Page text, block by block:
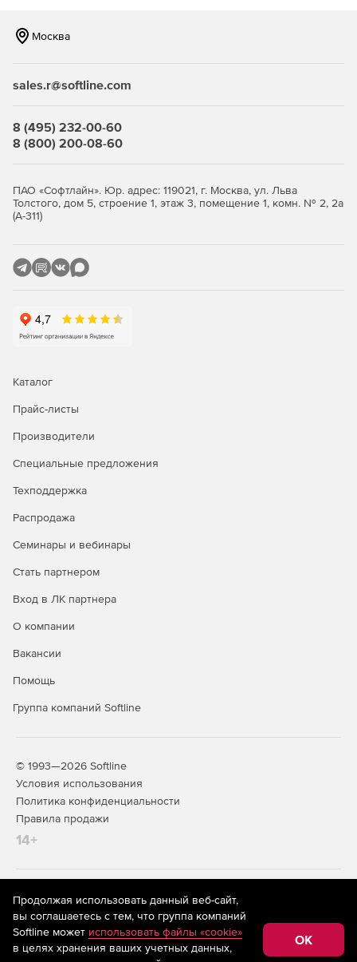
Москва
sales.r@softline.com
8 (495) 232-00-60
8 (800) 200-08-60
ПАО «Софтлайн». Юр. адрес: 119021, г. Москва, ул. Льва
Толстого, дом 5, строение 1, этаж 3, помещение 1, комн. № 2, 2а
(А-311)
Каталог
Прайс-листы
Производители
Специальные предложения
Техподдержка
Распродажа
Семинары и вебинары
Стать партнером
Вход в ЛК партнера
О компании
Вакансии
Помощь
Группа компаний Softline
© 1993—2026 Softline
Условия использования
Политика конфиденциальности
Правила продажи
14+
На информационном ресурсе store.softline.ru применяются
рекомендательные технологии
(информационные технологии
предоставления информации на основе сбора,
систематизации и анализа сведений, относящихся к
предпочтениям пользователей сети «Интернет»,
Продолжая использовать данный веб-сайт,
вы соглашаетесь с тем, что группа компаний
Softline может использовать файлы «cookie»
в целях хранения ваших учетных данных,
OK